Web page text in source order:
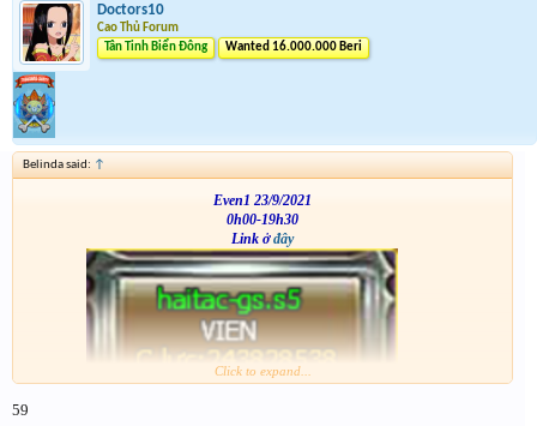
Doctors10
Cao Thủ Forum
Tân Tinh Biển Đông
Wanted 16.000.000 Beri
Belinda said: ↑
Even1 23/9/2021
0h00-19h30
Link ởđây
VS
Click to expand...
59